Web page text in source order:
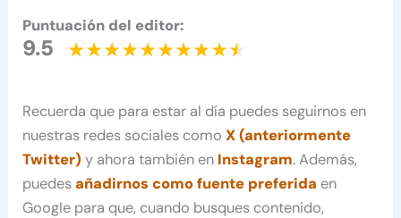
Puntuación del editor:
9.5
Recuerda que para estar al día puedes seguirnos en
nuestras redes sociales comoX (anteriormente
Twitter) y ahora también en Instagram. Además,
puedesañadirnos como fuente preferida en
Google para que, cuando busques contenido,